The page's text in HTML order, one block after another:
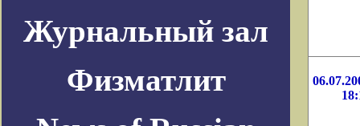
Журнальный зал
Физматлит